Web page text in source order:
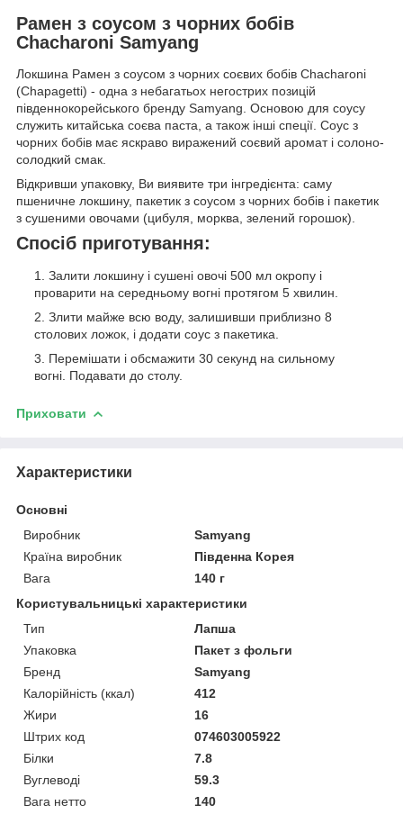
Рамен з соусом з чорних бобів
Chacharoni Samyang
Локшина Рамен з соусом з чорних соєвих бобів Chacharoni
(Chapagetti) - одна з небагатьох негострих позицій
південнокорейського бренду Samyang. Основою для соусу
служить китайська соєва паста, а також інші спеції. Соус з
чорних бобів має яскраво виражений соєвий аромат і солоно-
солодкий смак.
Відкривши упаковку, Ви виявите три інгредієнта: саму
пшеничне локшину, пакетик з соусом з чорних бобів і пакетик
з сушеними овочами (цибуля, морква, зелений горошок).
Спосіб приготування:
Залити локшину і сушені овочі 500 мл окропу і
проварити на середньому вогні протягом 5 хвилин.
Злити майже всю воду, залишивши приблизно 8
столових ложок, і додати соус з пакетика.
Перемішати і обсмажити 30 секунд на сильному
вогні. Подавати до столу.
Приховати
Характеристики
Основні
Виробник
Samyang
Країна виробник
Південна Корея
Вага
140 г
Користувальницькі характеристики
Тип
Лапша
Упаковка
Пакет з фольги
Бренд
Samyang
Калорійність (ккал)
412
Жири
16
Штрих код
074603005922
Білки
7.8
Вуглеводі
59.3
Вага нетто
140